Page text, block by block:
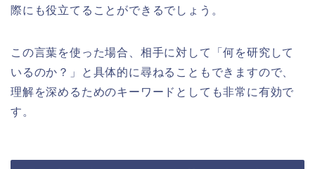
際にも役立てることができるでしょう。
この言葉を使った場合、相手に対して「何を研究して
いるのか？」と具体的に尋ねることもできますので、
理解を深めるためのキーワードとしても非常に有効で
す。